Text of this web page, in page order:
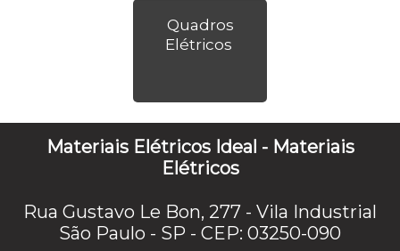
Quadros
Elétricos
Materiais Elétricos Ideal - Materiais
Elétricos
Rua Gustavo Le Bon, 277 - Vila Industrial
São Paulo - SP - CEP: 03250-090